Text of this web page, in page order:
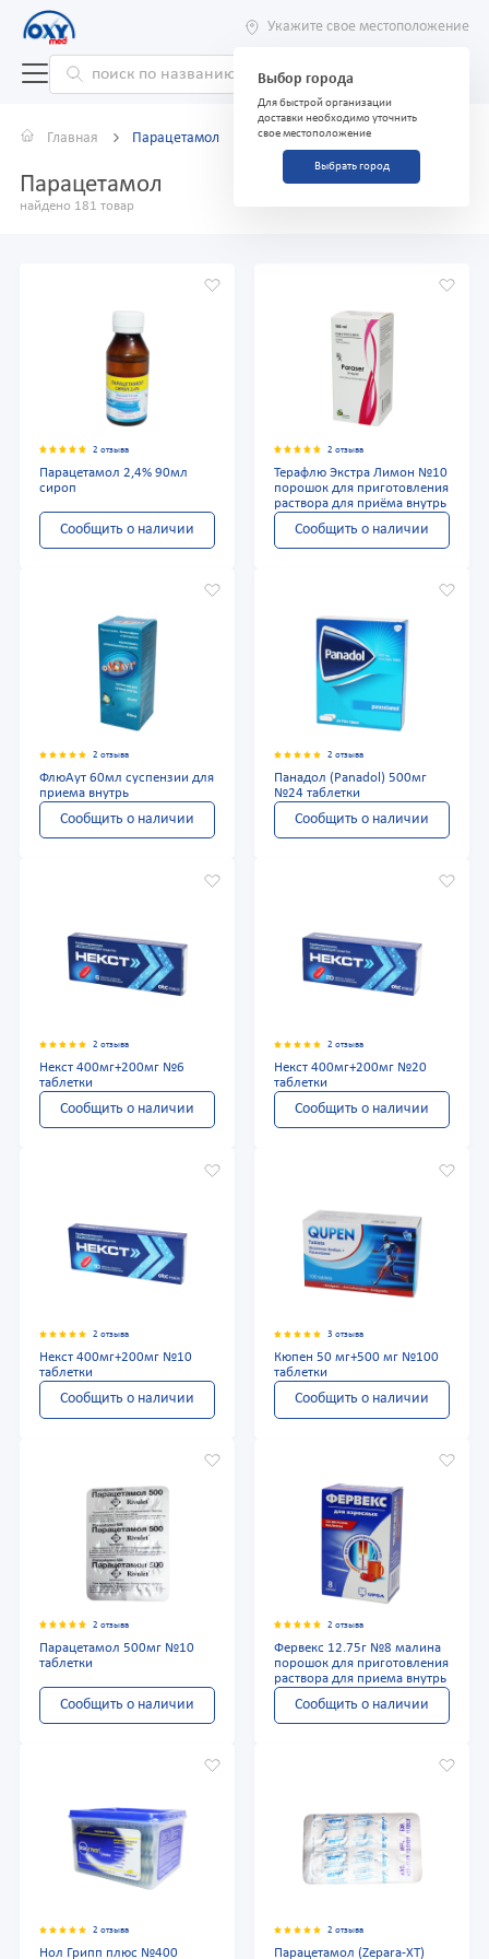
Укажите свое местоположение
Выбор города
Для быстрой организации
доставки необходимо уточнить
свое местоположение
Выбрать город
Главная Парацетамол
Парацетамол
найдено 181 товар
2 отзыва
Парацетамол 2,4% 90мл
сироп
Сообщить о наличии
2 отзыва
Терафлю Экстра Лимон №10
порошок для приготовления
раствора для приёма внутрь
Сообщить о наличии
2 отзыва
ФлюАут 60мл суспензии для
приема внутрь
Сообщить о наличии
2 отзыва
Панадол (Panadol) 500мг
№24 таблетки
Сообщить о наличии
2 отзыва
Некст 400мг+200мг №6
таблетки
Сообщить о наличии
2 отзыва
Некст 400мг+200мг №20
таблетки
Сообщить о наличии
2 отзыва
Некст 400мг+200мг №10
таблетки
Сообщить о наличии
3 отзыва
Кюпен 50 мг+500 мг №100
таблетки
Сообщить о наличии
2 отзыва
Парацетамол 500мг №10
таблетки
Сообщить о наличии
2 отзыва
Фервекс 12.75г №8 малина
порошок для приготовления
раствора для приема внутрь
Сообщить о наличии
2 отзыва
Нол Грипп плюс №400
2 отзыва
Парацетамол (Zepara-XT)